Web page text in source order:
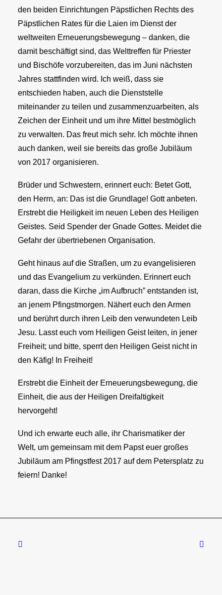
den beiden Einrichtungen Päpstlichen Rechts des
Päpstlichen Rates für die Laien im Dienst der
weltweiten Erneuerungsbewegung – danken, die
damit beschäftigt sind, das Welttreffen für Priester
und Bischöfe vorzubereiten, das im Juni nächsten
Jahres stattfinden wird. Ich weiß, dass sie
entschieden haben, auch die Dienststelle
miteinander zu teilen und zusammenzuarbeiten, als
Zeichen der Einheit und um ihre Mittel bestmöglich
zu verwalten. Das freut mich sehr. Ich möchte ihnen
auch danken, weil sie bereits das große Jubiläum
von 2017 organisieren.
Brüder und Schwestern, erinnert euch: Betet Gott,
den Herrn, an: Das ist die Grundlage! Gott anbeten.
Erstrebt die Heiligkeit im neuen Leben des Heiligen
Geistes. Seid Spender der Gnade Gottes. Meidet die
Gefahr der übertriebenen Organisation.
Geht hinaus auf die Straßen, um zu evangelisieren
und das Evangelium zu verkünden. Erinnert euch
daran, dass die Kirche „im Aufbruch” entstanden ist,
an jenem Pfingstmorgen. Nähert euch den Armen
und berührt durch ihren Leib den verwundeten Leib
Jesu. Lasst euch vom Heiligen Geist leiten, in jener
Freiheit; und bitte, sperrt den Heiligen Geist nicht in
den Käfig! In Freiheit!
Erstrebt die Einheit der Erneuerungsbewegung, die
Einheit, die aus der Heiligen Dreifaltigkeit
hervorgeht!
Und ich erwarte euch alle, ihr Charismatiker der
Welt, um gemeinsam mit dem Papst euer großes
Jubiläum am Pfingstfest 2017 auf dem Petersplatz zu
feiern! Danke!